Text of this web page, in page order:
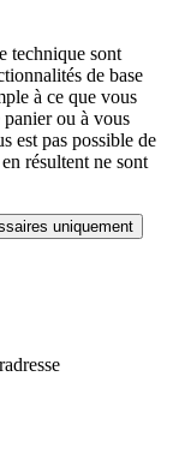
technique sont
de base
à ce que vous
ou à vous
est pas possible de
résultent ne sont
uniquement